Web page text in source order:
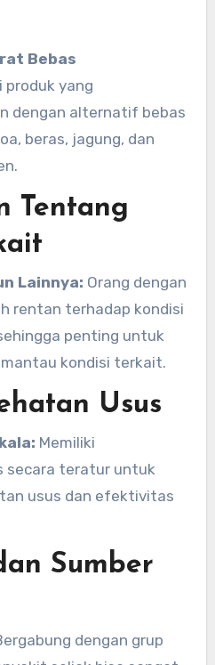
Bebas
produk yang
dengan alternatif bebas
beras, jagung, dan
Tentang
Lainnya: Orang dengan
rentan terhadap kondisi
penting untuk
kondisi terkait.
Usus
Memiliki
secara teratur untuk
usus dan efektivitas
Sumber
dengan grup